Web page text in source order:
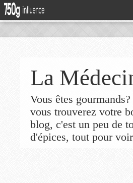
La
Vous êtes
vous trouverez votre
blog, c'est un peu de
d'épices, tout pour